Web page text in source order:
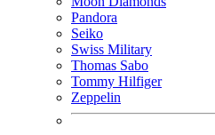
Pandora
Seiko
Swiss Military
Thomas Sabo
Tommy Hilfiger
Zeppelin